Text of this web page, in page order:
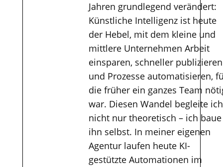
Jahren grundlegend verändert:
Künstliche Intelligenz ist heute
der Hebel, mit dem kleine und
mittlere Unternehmen Arbeit
einsparen, schneller publizieren
und Prozesse automatisieren,
die früher ein ganzes Team
war. Diesen Wandel begleite ich
nicht nur theoretisch – ich baue
ihn selbst. In meiner eigenen
Agentur laufen heute KI-
gestützte Automationen im